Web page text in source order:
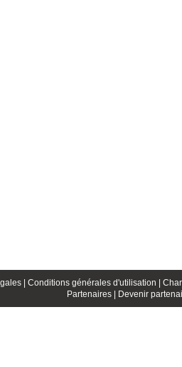
| Conditions générales d'utilisation |
Partenaires |
Devenir